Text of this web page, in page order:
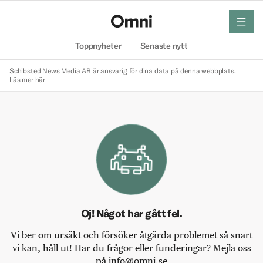
Toppnyheter Senaste nytt
meny
Schibsted News Media AB är ansvarig för dina data på denna webbplats.
Läs mer här
Oj! Något har gått fel.
Vi ber om ursäkt och försöker åtgärda problemet så snart
vi kan, håll ut! Har du frågor eller funderingar? Mejla oss